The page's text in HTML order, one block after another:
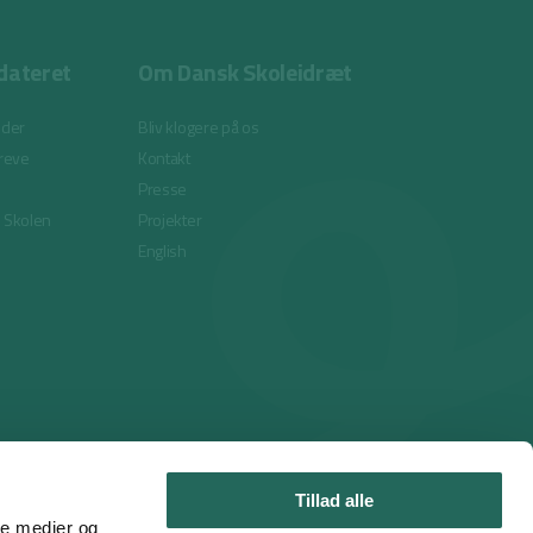
medier og
Tillad alle
Om Dansk Skoleidræt
Bliv klogere på os
Kontakt
Presse
Projekter
English